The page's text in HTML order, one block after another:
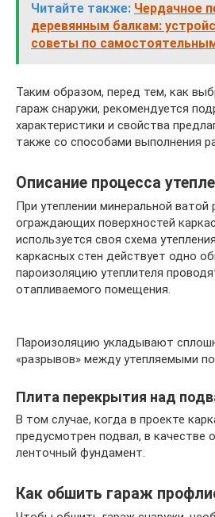
Читайте также: Чердачное
деревянным балкам:
советы по
Таким образом, перед тем, как
гараж снаружи, рекомендуется
характеристики и свойства
также со способами выполнения
Описание процесса
При утеплении минеральной ватой
ограждающих поверхностей
используется своя схема
каркасных стен действует одно
пароизоляцию утеплителя
отапливаемого помещения.
Пароизоляцию укладывают
«разрывов» между утепляемыми
Плита перекрытия над
В том случае, когда в проекте
предусмотрен подвал, в качестве
ленточный фундамент.
Как обшить гараж